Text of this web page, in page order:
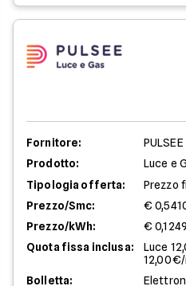
Fornitore:
PULSEE
Prodotto:
Luce e
Tipologia offerta:
Prezzo
Prezzo/Smc:
€
Prezzo/kWh:
€ 0,1249
Quota fissa inclusa:
Luce
Bolletta: